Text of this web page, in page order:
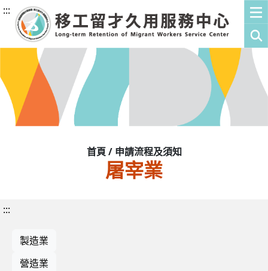
:::
首頁 / 申請流程及須知
屠宰業
:::
製造業
營造業